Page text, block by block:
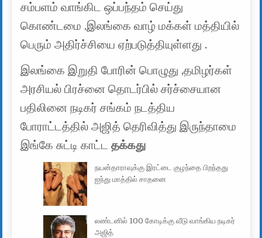
சம்பளம் வாங்கிட ஒப்பந்தம் செய்து
கொண்டமை .இலங்கை வாழ் மக்கள் மத்தியில்
பெரும் அதிர்ச்சியை ஏற்படுத்தியுள்ளது .
இலங்கை இறுதி போரின் பொழுது ,தமிழர்கள்
அரசியல் பிரச்னை தொடர்பில் சர்ச்சையான
பதிலினை நடிகர் சங்கம் நடத்திய
போராட்டத்தில் அஜித் தெரிவித்து இருந்தாமை
இங்கே சுட்டி காட்டதக்கது
நயன்தாராவுக்கு இரட்டை குழந்தை பிறந்தது
ஐந்து மாத்தில் சாதனை
லண்டனில் 100 கோடிக்கு வீடு வாங்கிய நடிகர்
அஜித்